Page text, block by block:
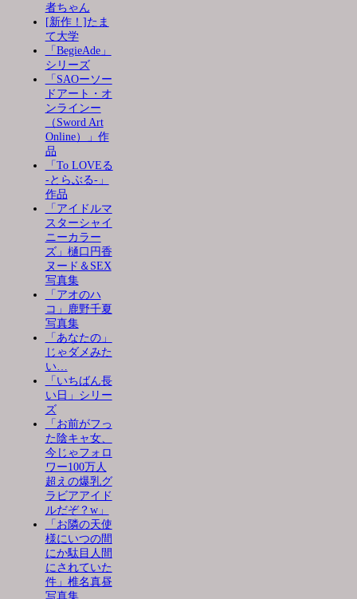
者ちゃん
[新作！]たま
て大学
「BegieAde」
シリーズ
「SAOーソー
ドアート・オ
ンラインー
（Sword Art
Online）」作
品
「To LOVEる
-とらぶる-」
作品
「アイドルマ
スターシャイ
ニーカラー
ズ」樋口円香
ヌード＆SEX
写真集
「アオのハ
コ」鹿野千夏
写真集
「あなたの」
じゃダメみた
い…
「いちばん長
い日」シリー
ズ
「お前がフっ
た陰キャ女、
今じゃフォロ
ワー100万人
超えの爆乳グ
ラビアアイド
ルだぞ？w」
「お隣の天使
様にいつの間
にか駄目人間
にされていた
件」椎名真昼
写真集